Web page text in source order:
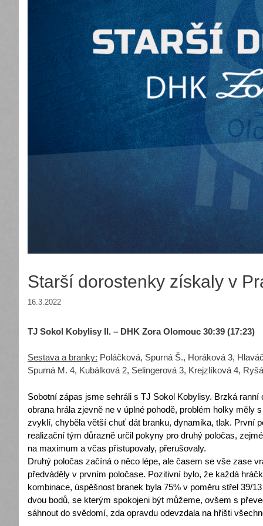
Starší dorostenky získaly v
16.3.2022
TJ Sokol Kobylisy II. – DHK Zora Olomouc 30:39 (17:23)
Sestava a branky: Poláčková, Spurná Š., Horáková 3,
Spurná M. 4, Kubálková 2, Selingerová 3, Krejzlíková 4,
Sobotní zápas jsme sehráli s TJ Sokol Kobylisy. Brzká
obrana hrála zjevně ne v úplné pohodě, problém holky
zvyklí, chyběla větší chuť dát branku, dynamika, tlak. První
realizační tým důrazně určil pokyny pro druhý poločas,
na maximum a včas přistupovaly, přerušovaly.
Druhý poločas začíná o něco lépe, ale časem se vše zase
předváděly v prvním poločase. Pozitivní bylo, že každá
kombinace, úspěšnost branek byla 75% v poměru střel 39/
dvou bodů, se kterým spokojeni být můžeme, ovšem s
sáhnout do svědomí, zda opravdu odevzdala na hřišti